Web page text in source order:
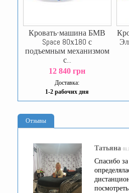
Кровать-машина БМВ
Space 80х180 с
подъемным механизмом
с...
12 840 грн
Доставка:
1-2 рабочих дня
Отзывы
Татьяна
Спасибо